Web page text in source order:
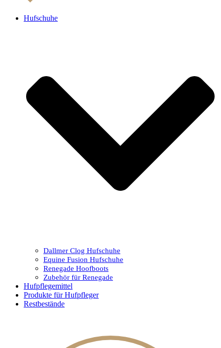
Hufschuhe
Dallmer Clog Hufschuhe
Equine Fusion Hufschuhe
Renegade Hoofboots
Zubehör für Renegade
Hufpflegemittel
Produkte für Hufpfleger
Restbestände